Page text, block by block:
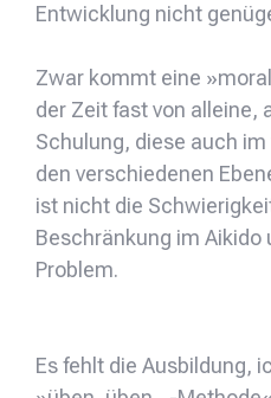
Entwicklung nicht
Zwar kommt eine
der Zeit fast von alleine,
Schulung, diese auch
den verschiedenen
ist nicht die
Beschränkung im Aikido
Problem.
Es fehlt die Ausbildung,